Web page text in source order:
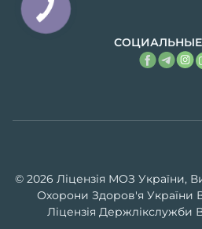
СОЦИАЛЬНЫЕ
© 2026 Ліцензія МОЗ України,
Охорони Здоров'я України
Ліцензія Держлікслужби